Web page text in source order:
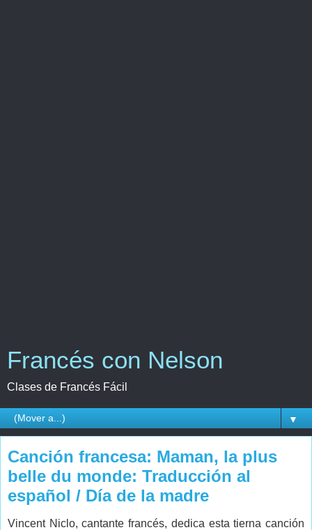
Francés con Nelson
Clases de Francés Fácil
▼
Canción francesa: Maman, la plus
belle du monde: Traducción al
español / Día de la madre
Vincent Niclo, cantante francés, dedica esta tierna canción